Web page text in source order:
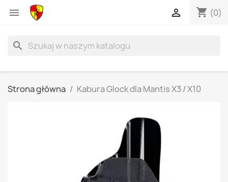
 shopping_cart (0)

search
Strona główna Kabura Glock dla Mantis X3 / X10